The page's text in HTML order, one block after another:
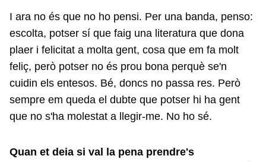
I ara no és que no ho pensi. Per una banda, penso:
escolta, potser sí que faig una literatura que dona
plaer i felicitat a molta gent, cosa que em fa molt
feliç, però potser no és prou bona perquè se'n
cuidin els entesos. Bé, doncs no passa res. Però
sempre em queda el dubte que potser hi ha gent
que no s'ha molestat a llegir-me. No ho sé.
Quan et deia si val la pena prendre's